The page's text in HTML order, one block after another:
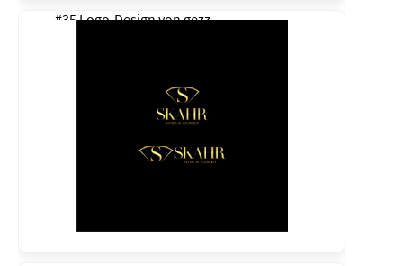
#35 Logo-Design vongezz